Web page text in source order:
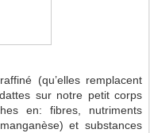
(qu’elles remplacent
sur notre petit corps
en: fibres, nutriments
et substances